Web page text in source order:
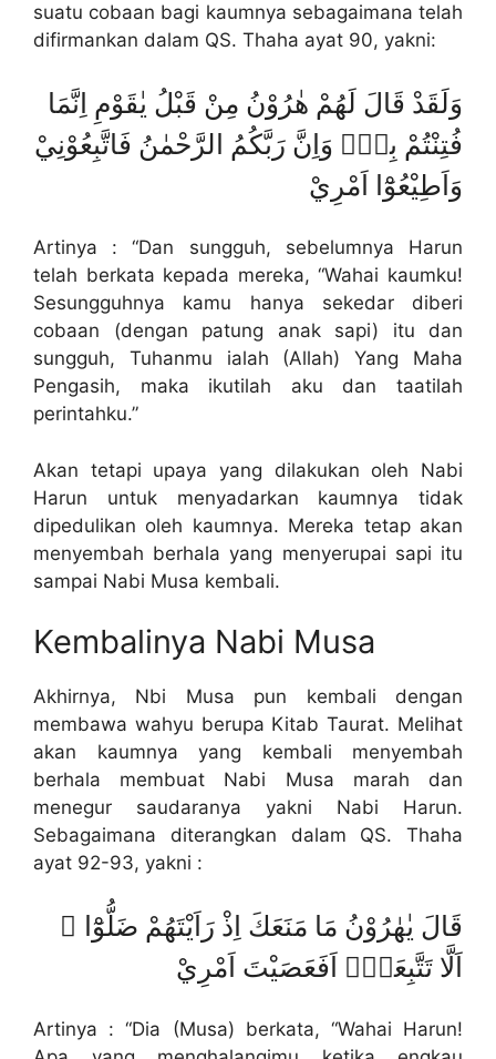
suatu cobaan bagi kaumnya sebagaimana telah
difirmankan dalam QS. Thaha ayat 90, yakni:
وَلَقَدْ قَالَ لَهُمْ هٰرُوْنُ مِنْ قَبْلُ يٰقَوْمِ اِنَّمَا
فُتِنْتُمْ بِهٖۚ وَاِنَّ رَبَّكُمُ الرَّحْمٰنُ فَاتَّبِعُوْنِيْ
وَاَطِيْعُوْٓا اَمْرِيْ
Artinya : “Dan sungguh, sebelumnya Harun
telah berkata kepada mereka, “Wahai kaumku!
Sesungguhnya kamu hanya sekedar diberi
cobaan (dengan patung anak sapi) itu dan
sungguh, Tuhanmu ialah (Allah) Yang Maha
Pengasih, maka ikutilah aku dan taatilah
perintahku.”
Akan tetapi upaya yang dilakukan oleh Nabi
Harun untuk menyadarkan kaumnya tidak
dipedulikan oleh kaumnya. Mereka tetap akan
menyembah berhala yang menyerupai sapi itu
sampai Nabi Musa kembali.
Kembalinya Nabi Musa
Akhirnya, Nbi Musa pun kembali dengan
membawa wahyu berupa Kitab Taurat. Melihat
akan kaumnya yang kembali menyembah
berhala membuat Nabi Musa marah dan
menegur saudaranya yakni Nabi Harun.
Sebagaimana diterangkan dalam QS. Thaha
ayat 92-93, yakni :
قَالَ يٰهٰرُوْنُ مَا مَنَعَكَ اِذْ رَاَيْتَهُمْ ضَلُّوْٓا ۙ
اَلَّا تَتَّبِعَنِۗ اَفَعَصَيْتَ اَمْرِيْ
Artinya : “Dia (Musa) berkata, “Wahai Harun!